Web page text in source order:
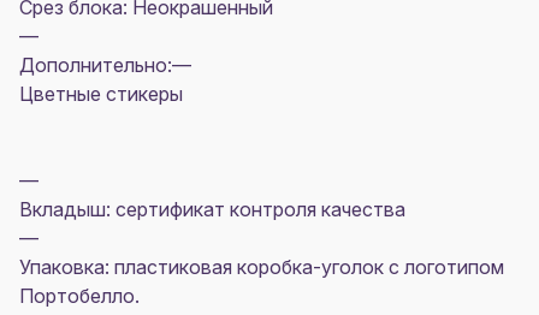
Срез блока: Неокрашенный
—
Дополнительно:—
Цветные стикеры
—
Вкладыш: сертификат контроля качества
—
Упаковка: пластиковая коробка-уголок с логотипом
Портобелло.